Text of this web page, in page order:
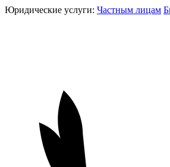
Юридические услуги: Частным лицам